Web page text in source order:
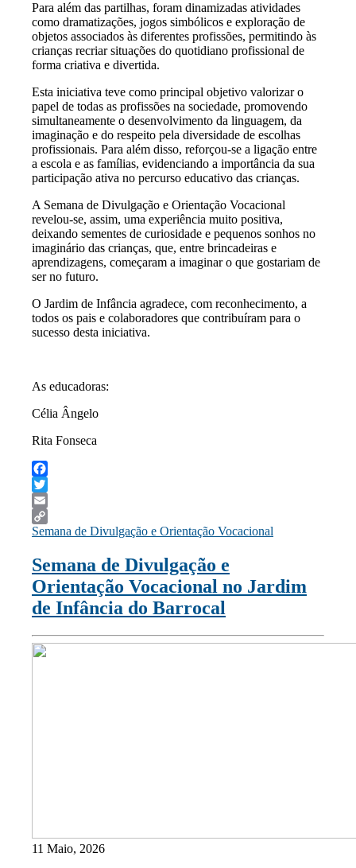
Para além das partilhas, foram dinamizadas atividades
como dramatizações, jogos simbólicos e exploração de
objetos associados às diferentes profissões, permitindo às
crianças recriar situações do quotidiano profissional de
forma criativa e divertida.
Esta iniciativa teve como principal objetivo valorizar o
papel de todas as profissões na sociedade, promovendo
simultaneamente o desenvolvimento da linguagem, da
imaginação e do respeito pela diversidade de escolhas
profissionais. Para além disso, reforçou-se a ligação entre
a escola e as famílias, evidenciando a importância da sua
participação ativa no percurso educativo das crianças.
A Semana de Divulgação e Orientação Vocacional
revelou-se, assim, uma experiência muito positiva,
deixando sementes de curiosidade e pequenos sonhos no
imaginário das crianças, que, entre brincadeiras e
aprendizagens, começaram a imaginar o que gostariam de
ser no futuro.
O Jardim de Infância agradece, com reconhecimento, a
todos os pais e colaboradores que contribuíram para o
sucesso desta iniciativa.
As educadoras:
Célia Ângelo
Rita Fonseca
Facebook
Twitter
Email
Copy
Semana de Divulgação e Orientação Vocacional
Semana de Divulgação e
Orientação Vocacional no Jardim
de Infância do Barrocal
11 Maio, 2026